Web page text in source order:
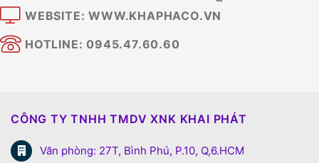
WEBSITE: WWW.KHAPHACO.VN
HOTLINE: 0945.47.60.60
CÔNG TY TNHH TMDV XNK KHAI PHÁT
Văn phòng: 27T, Bình Phú, P.10, Q,6.HCM